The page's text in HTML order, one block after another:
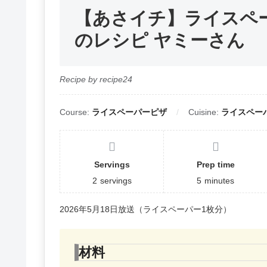
【あさイチ】ライス
のレシピ ヤミーさん
Recipe by recipe24
Course: ライスペーパーピザ Cuisine: ライスペー
Servings
2 servings
Prep time
5 minutes
2026年5月18日放送（ライスペーパー1枚分）
材料